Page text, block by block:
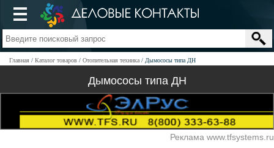
Главная Каталог товаров Отопительная техника Дымососы типа ДН
Дымососы типа ДН
Реклама www.tfsystems.ru